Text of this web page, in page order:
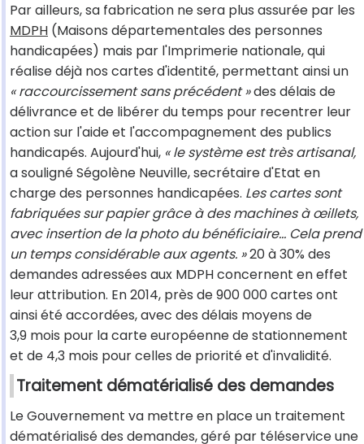
Par ailleurs, sa fabrication ne sera plus assurée par les
MDPH (Maisons départementales des personnes
handicapées) mais par l'Imprimerie nationale, qui
réalise déjà nos cartes d'identité, permettant ainsi un
« raccourcissement sans précédent »des délais de
délivrance et de libérer du temps pour recentrer leur
action sur l'aide et l'accompagnement des publics
handicapés. Aujourd'hui, « le système est très artisanal,
a souligné Ségolène Neuville, secrétaire d'Etat en
charge des personnes handicapées. Les cartes sont
fabriquées sur papier grâce à des machines à œillets,
avec insertion de la photo du bénéficiaire… Cela prend
un temps considérable aux agents. »20 à 30% des
demandes adressées aux MDPH concernent en effet
leur attribution. En 2014, près de 900 000 cartes ont
ainsi été accordées, avec des délais moyens de
3,9 mois pour la carte européenne de stationnement
et de 4,3 mois pour celles de priorité et d'invalidité.
Traitement dématérialisé des demandes
Le Gouvernement va mettre en place un traitement
dématérialisé des demandes, géré par téléservice une